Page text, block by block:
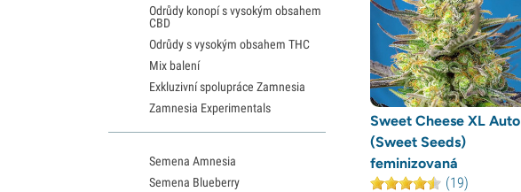
Sweet Cheese XL Auto
(Sweet Seeds)
feminizovaná
(19)
Odrůdy konopí s vysokým obsahem
CBD
Odrůdy s vysokým obsahem THC
Mix balení
Exkluzivní spolupráce Zamnesia
Zamnesia Experimentals
Semena Amnesia
Semena Blueberry